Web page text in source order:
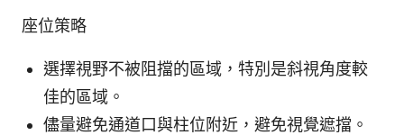
座位策略
選擇視野不被阻擋的區域，特別是斜視角度較
佳的區域。
儘量避免通道口與柱位附近，避免視覺遮擋。